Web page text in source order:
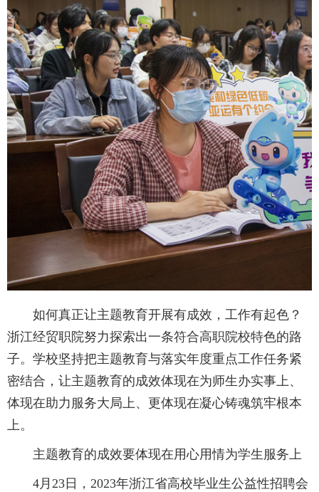
如何真正让主题教育开展有成效，工作有起色？
浙江经贸职院努力探索出一条符合高职院校特色的路
子。学校坚持把主题教育与落实年度重点工作任务紧
密结合，让主题教育的成效体现在为师生办实事上、
体现在助力服务大局上、更体现在凝心铸魂筑牢根本
上。
主题教育的成效要体现在用心用情为学生服务上
4月23日，2023年浙江省高校毕业生公益性招聘会